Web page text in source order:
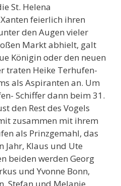
St. Helena
feierlich ihren
den Augen vieler
Markt abhielt, galt
Königin oder den neuen
traten Heike Terhufen-
als Aspiranten an. Um
Schiffer dann beim 31.
den Rest des Vogels
zusammen mit ihrem
als Prinzgemahl, das
Jahr, Klaus und Ute
beiden werden Georg
und Yvonne Bonn,
Stefan und Melanie